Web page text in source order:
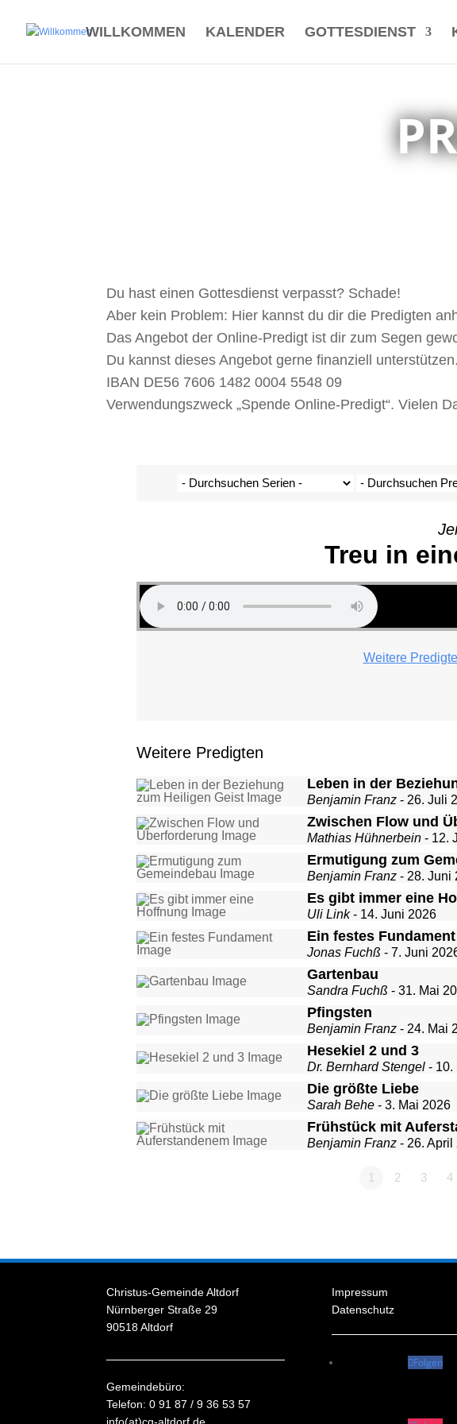
WILLKOMMEN KALENDER GOTTESDIENST
Du hast einen Gottesdienst verpasst? Schade!
Aber kein Problem: Hier kannst du dir die Predigten
Das Angebot der Online-Predigt ist dir zum Segen
Du kannst dieses Angebot gerne finanziell
IBAN DE56 7606 1482 0004 5548 09
Verwendungszweck „Spende Online-Predigt“. Vielen
Treu in
Weitere
Weitere Predigten
Leben in der
Benjamin Franz - 26. Juli
Zwischen Flow und
Mathias Hühnerbein - 12.
Ermutigung zum
Benjamin Franz - 28. Juni
Es gibt immer eine
Uli Link- 14. Juni 2026
Ein festes Fundament
Jonas Fuchß - 7. Juni
Gartenbau
Sandra Fuchß - 31. Mai
Pfingsten
Benjamin Franz - 24. Mai
Hesekiel 2 und 3
Dr. Bernhard Stengel - 10.
Die größte Liebe
Sarah Behe - 3. Mai 2026
Frühstück mit
Benjamin Franz - 26. April
1 2 3 4
Christus-Gemeinde Altdorf
Nürnberger Straße 29
90518 Altdorf
Gemeindebüro:
Telefon: 0 91 87 / 9 36 53 57
Impressum
Datenschutz
Folgen